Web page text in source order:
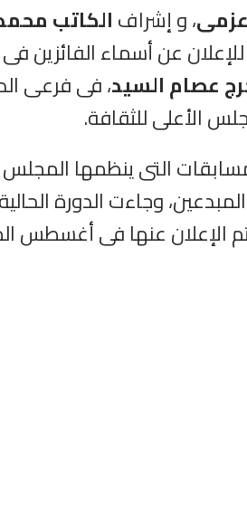
، و إشرافالكاتب
للإعلان عن أسماء
عصام السيد، فى فرعى
التى ينظمها المجلس
الدورة الحالية 21-22 برئاسة
تم الإعلان عنها فى أغسطس